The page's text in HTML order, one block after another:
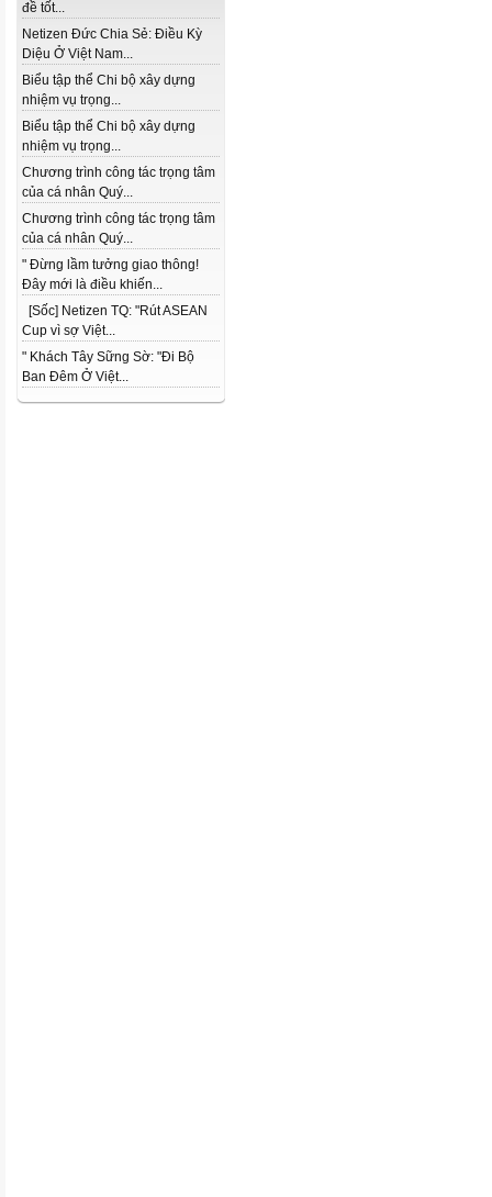
đề tốt...
Netizen Đức Chia Sẻ: Điều Kỳ
Diệu Ở Việt Nam...
Biểu tập thể Chi bộ xây dựng
nhiệm vụ trọng...
Biểu tập thể Chi bộ xây dựng
nhiệm vụ trọng...
Chương trình công tác trọng tâm
của cá nhân Quý...
Chương trình công tác trọng tâm
của cá nhân Quý...
" Đừng lầm tưởng giao thông!
Đây mới là điều khiến...
[Sốc] Netizen TQ: "Rút ASEAN
Cup vì sợ Việt...
" Khách Tây Sững Sờ: "Đi Bộ
Ban Đêm Ở Việt...